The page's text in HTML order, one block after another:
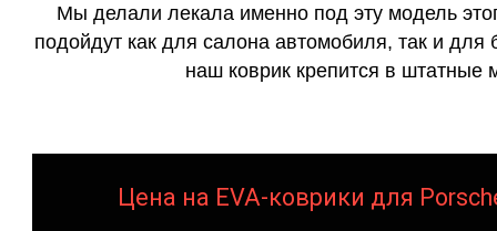
Мы делали лекала именно под эту модель
подойдут как для салона автомобиля, так и для
наш коврик крепится в штатные
Цена на EVA-коврики для